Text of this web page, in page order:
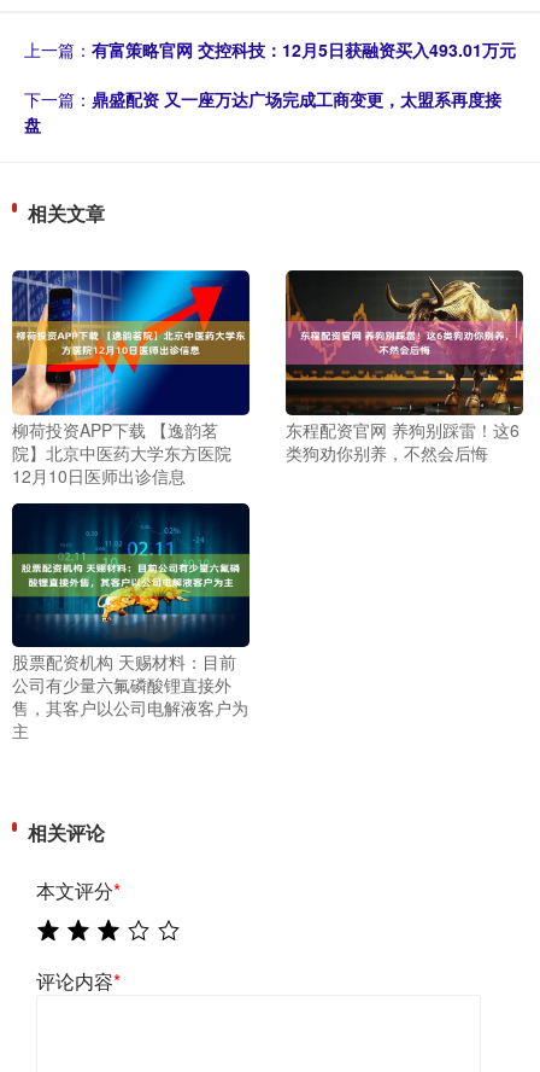
上一篇： 有富策略官网 交控科技：12月5日获融资买入493.01万元
下一篇： 鼎盛配资 又一座万达广场完成工商变更，太盟系再度接
盘
相关文章
柳荷投资APP下载 【逸韵茗
院】北京中医药大学东方医院
12月10日医师出诊信息
东程配资官网 养狗别踩雷！这6
类狗劝你别养，不然会后悔
股票配资机构 天赐材料：目前
公司有少量六氟磷酸锂直接外
售，其客户以公司电解液客户为
主
相关评论
本文评分*
评论内容*